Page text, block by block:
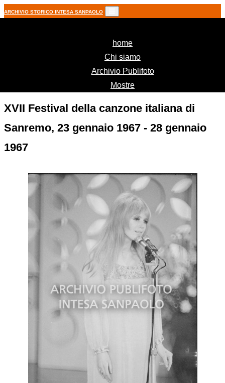
ARCHIVIO STORICO INTESA SANPAOLO
home(current)
Chi siamo
Archivio Publifoto
Mostre
XVII Festival della canzone italiana di
Sanremo, 23 gennaio 1967 - 28 gennaio
1967